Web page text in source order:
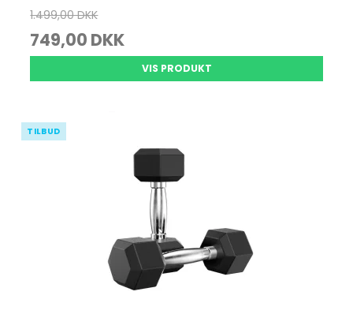
1.499,00 DKK
749,00 DKK
VIS PRODUKT
TILBUD